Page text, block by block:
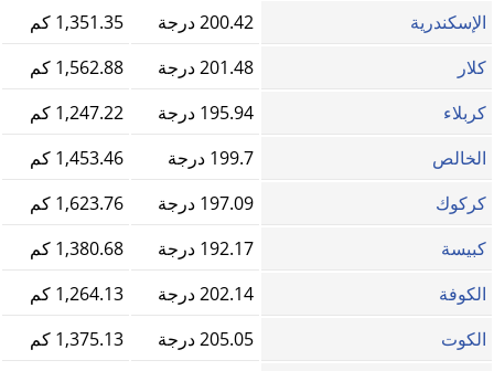
الإسكندرية
200.42 درجة
1,351.35 كم
كلار
201.48 درجة
1,562.88 كم
كربلاء
195.94 درجة
1,247.22 كم
الخالص
199.7 درجة
1,453.46 كم
كركوك
197.09 درجة
1,623.76 كم
كبيسة
192.17 درجة
1,380.68 كم
الكوفة
202.14 درجة
1,264.13 كم
الكوت
205.05 درجة
1,375.13 كم